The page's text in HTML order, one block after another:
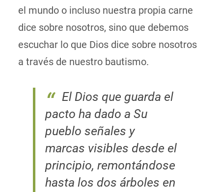
el mundo o incluso nuestra propia carne
dice sobre nosotros, sino que debemos
escuchar lo que Dios dice sobre nosotros
a través de nuestro bautismo.
El Dios que guarda el
pacto ha dado a Su
pueblo señales y
marcas visibles desde el
principio, remontándose
hasta los dos árboles en